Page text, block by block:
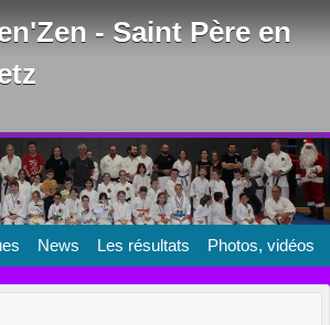
- Saint Père en
News Les résultats Photos, vidéos
cookies